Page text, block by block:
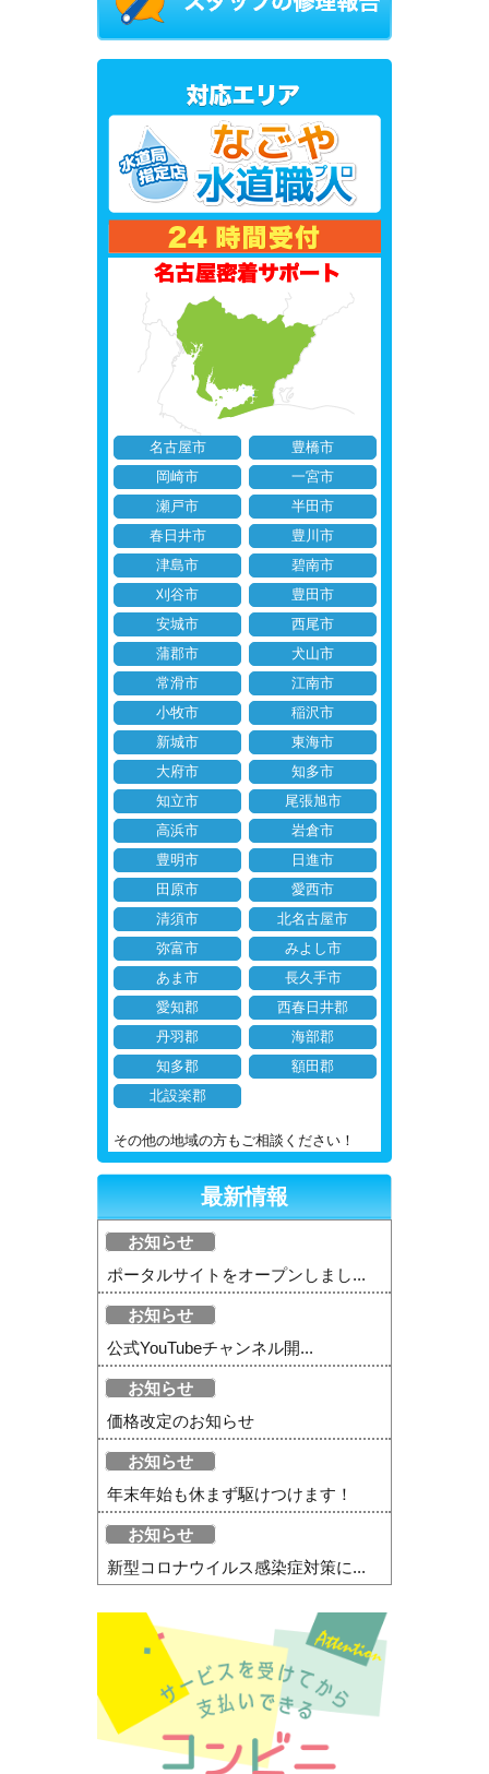
名古屋市
豊橋市
岡崎市
一宮市
瀬戸市
半田市
春日井市
豊川市
津島市
碧南市
刈谷市
豊田市
安城市
西尾市
蒲郡市
犬山市
常滑市
江南市
小牧市
稲沢市
新城市
東海市
大府市
知多市
知立市
尾張旭市
高浜市
岩倉市
豊明市
日進市
田原市
愛西市
清須市
北名古屋市
弥富市
みよし市
あま市
長久手市
愛知郡
西春日井郡
丹羽郡
海部郡
知多郡
額田郡
北設楽郡
その他の地域の方もご相談ください！
最新情報
お知らせ
ポータルサイトをオープンしまし...
お知らせ
公式YouTubeチャンネル開...
お知らせ
価格改定のお知らせ
お知らせ
年末年始も休まず駆けつけます！
お知らせ
新型コロナウイルス感染症対策に...